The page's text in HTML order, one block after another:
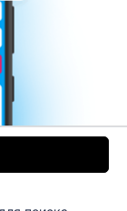
работы №1 в